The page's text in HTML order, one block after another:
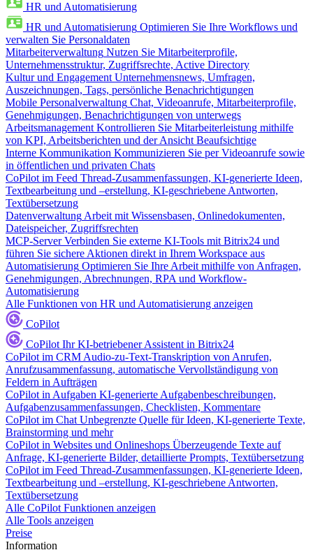
HR und Automatisierung
HR und Automatisierung Optimieren Sie Ihre Workflows und
verwalten Sie Personaldaten
Mitarbeiterverwaltung Nutzen Sie Mitarbeiterprofile,
Unternehmensstruktur, Zugriffsrechte, Active Directory
Kultur und Engagement Unternehmensnews, Umfragen,
Auszeichnungen, Tags, persönliche Benachrichtigungen
Mobile Personalverwaltung Chat, Videoanrufe, Mitarbeiterprofile,
Genehmigungen, Benachrichtigungen von unterwegs
Arbeitsmanagement Kontrollieren Sie Mitarbeiterleistung mithilfe
von KPI, Arbeitsberichten und der Ansicht Beaufsichtige
Interne Kommunikation Kommunizieren Sie per Videoanrufe sowie
in öffentlichen und privaten Chats
CoPilot im Feed Thread-Zusammenfassungen, KI-generierte Ideen,
Textbearbeitung und –erstellung, KI-geschriebene Antworten,
Textübersetzung
Datenverwaltung Arbeit mit Wissensbasen, Onlinedokumenten,
Dateispeicher, Zugriffsrechten
MCP-Server Verbinden Sie externe KI-Tools mit Bitrix24 und
führen Sie sichere Aktionen direkt in Ihrem Workspace aus
Automatisierung Optimieren Sie Ihre Arbeit mithilfe von Anfragen,
Genehmigungen, Abrechnungen, RPA und Workflow-
Automatisierung
Alle Funktionen von HR und Automatisierung anzeigen
CoPilot
CoPilot Ihr KI-betriebener Assistent in Bitrix24
CoPilot im CRM Audio-zu-Text-Transkription von Anrufen,
Anrufzusammenfassung, automatische Vervollständigung von
Feldern in Aufträgen
CoPilot in Aufgaben KI-generierte Aufgabenbeschreibungen,
Aufgabenzusammenfassungen, Checklisten, Kommentare
CoPilot im Chat Unbegrenzte Quelle für Ideen, KI-generierte Texte,
Brainstorming und mehr
CoPilot in Websites und Onlineshops Überzeugende Texte auf
Anfrage, KI-generierte Bilder, detaillierte Prompts, Textübersetzung
CoPilot im Feed Thread-Zusammenfassungen, KI-generierte Ideen,
Textbearbeitung und –erstellung, KI-geschriebene Antworten,
Textübersetzung
Alle CoPilot Funktionen anzeigen
Alle Tools anzeigen
Preise
Information